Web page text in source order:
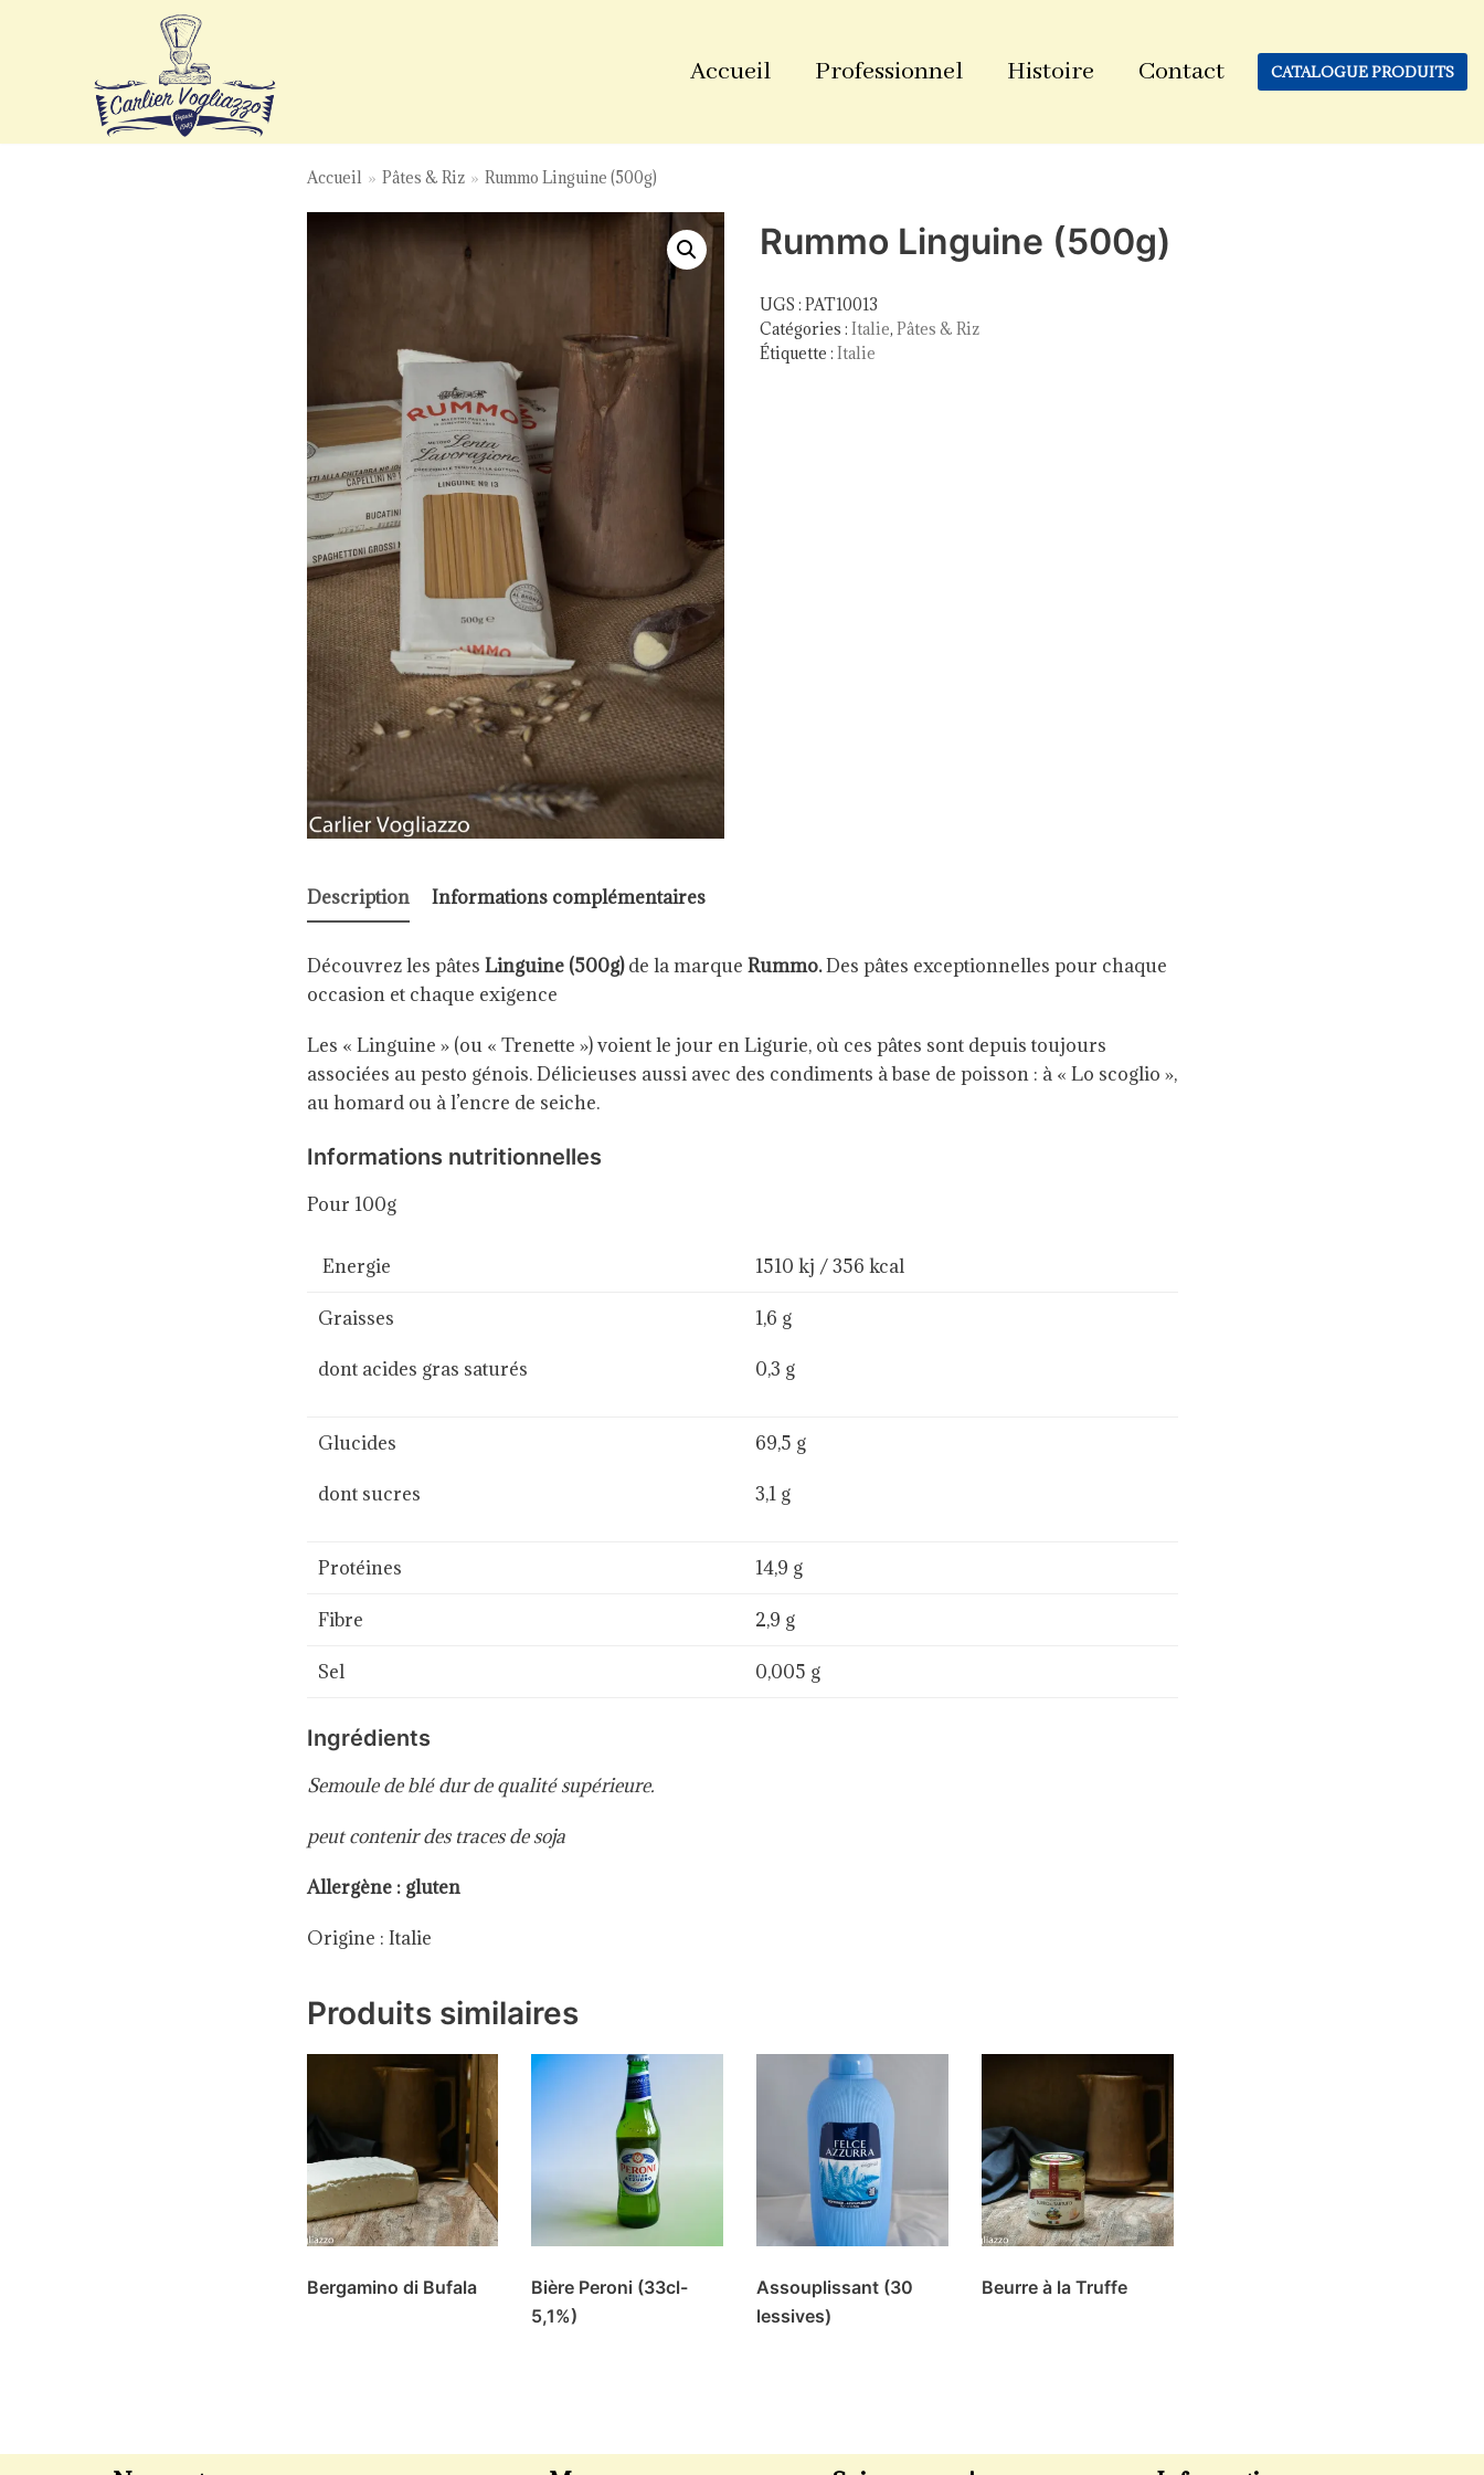
Accueil Professionnel Histoire Contact CATALOGUE PRODUITS
Accueil » Pâtes & Riz » Rummo Linguine (500g)
Rummo Linguine (500g)
UGS : PAT10013
Catégories : Italie, Pâtes & Riz
Étiquette : Italie
Description Informations complémentaires
Découvrez les pâtes Linguine (500g)de la marque Rummo.Des pâtes exceptionnelles pour chaque
occasion et chaque exigence
Les « Linguine » (ou « Trenette ») voient le jour en Ligurie, où ces pâtes sont depuis toujours
associées au pesto génois. Délicieuses aussi avec des condiments à base de poisson : à « Lo scoglio »,
au homard ou à l’encre de seiche.
Informations nutritionnelles
Pour 100g
Energie 1510 kj / 356 kcal
Graisses
dont acides gras saturés
1,6 g
0,3 g
Glucides
dont sucres
69,5 g
3,1 g
Protéines 14,9 g
Fibre 2,9 g
Sel 0,005 g
Ingrédients
Semoule de blé dur de qualité supérieure.
peut contenir des traces de soja
Allergène : gluten
Origine : Italie
Produits similaires
Bergamino di Bufala
Bière Peroni (33cl-
5,1%)
Assouplissant (30
lessives)
Beurre à la Truffe